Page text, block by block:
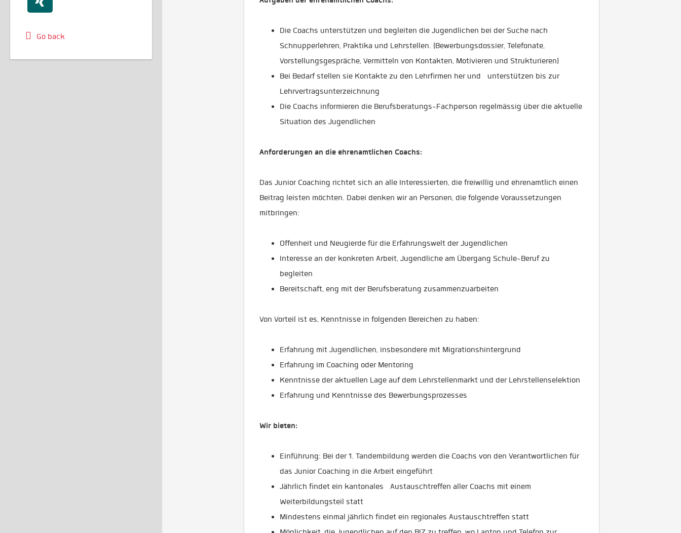
Die Coachs unterstützen und begleiten die Jugendlichen bei der Suche nach
Schnupperlehren, Praktika und Lehrstellen. (Bewerbungsdossier, Telefonate,
Vorstellungsgespräche, Vermitteln von Kontakten, Motivieren und Strukturieren)
Bei Bedarf stellen sie Kontakte zu den Lehrfirmen her und unterstützen bis zur
Lehrvertragsunterzeichnung
Die Coachs informieren die Berufsberatungs-Fachperson regelmässig über die aktuelle
Situation des Jugendlichen
Anforderungen an die ehrenamtlichen Coachs:
Das Junior Coaching richtet sich an alle Interessierten, die freiwillig und ehrenamtlich einen
Beitrag leisten möchten. Dabei denken wir an Personen, die folgende Voraussetzungen
mitbringen:
Offenheit und Neugierde für die Erfahrungswelt der Jugendlichen
Interesse an der konkreten Arbeit, Jugendliche am Übergang Schule-Beruf zu
begleiten
Bereitschaft, eng mit der Berufsberatung zusammenzuarbeiten
Von Vorteil ist es, Kenntnisse in folgenden Bereichen zu haben:
Erfahrung mit Jugendlichen, insbesondere mit Migrationshintergrund
Erfahrung im Coaching oder Mentoring
Kenntnisse der aktuellen Lage auf dem Lehrstellenmarkt und der Lehrstellenselektion
Erfahrung und Kenntnisse des Bewerbungsprozesses
Wir bieten:
Einführung: Bei der 1. Tandembildung werden die Coachs von den Verantwortlichen für
das Junior Coaching in die Arbeit eingeführt
Jährlich findet ein kantonales Austauschtreffen aller Coachs mit einem
Weiterbildungsteil statt
Mindestens einmal jährlich findet ein regionales Austauschtreffen statt
Go back